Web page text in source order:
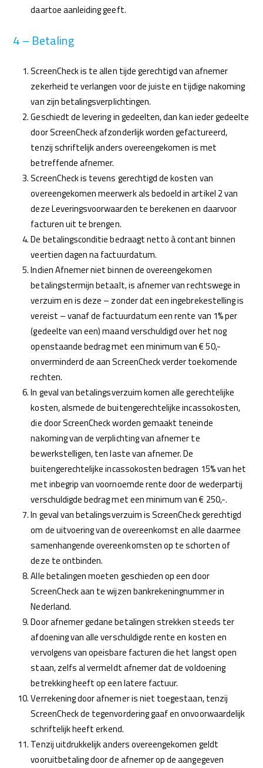
daartoe aanleiding geeft.
4 – Betaling
ScreenCheck is te allen tijde gerechtigd van afnemer
zekerheid te verlangen voor de juiste en tijdige nakoming
van zijn betalingsverplichtingen.
Geschiedt de levering in gedeelten, dan kan ieder gedeelte
door ScreenCheck afzonderlijk worden gefactureerd,
tenzij schriftelijk anders overeengekomen is met
betreffende afnemer.
ScreenCheck is tevens gerechtigd de kosten van
overeengekomen meerwerk als bedoeld in artikel 2 van
deze Leveringsvoorwaarden te berekenen en daarvoor
facturen uit te brengen.
De betalingsconditie bedraagt netto à contant binnen
veertien dagen na factuurdatum.
Indien Afnemer niet binnen de overeengekomen
betalingstermijn betaalt, is afnemer van rechtswege in
verzuim en is deze – zonder dat een ingebrekestelling is
vereist – vanaf de factuurdatum een rente van 1% per
(gedeelte van een) maand verschuldigd over het nog
openstaande bedrag met een minimum van € 50,-
onverminderd de aan ScreenCheck verder toekomende
rechten.
In geval van betalingsverzuim komen alle gerechtelijke
kosten, alsmede de buitengerechtelijke incassokosten,
die door ScreenCheck worden gemaakt teneinde
nakoming van de verplichting van afnemer te
bewerkstelligen, ten laste van afnemer. De
buitengerechtelijke incassokosten bedragen 15% van het
met inbegrip van voornoemde rente door de wederpartij
verschuldigde bedrag met een minimum van € 250,-.
In geval van betalingsverzuim is ScreenCheck gerechtigd
om de uitvoering van de overeenkomst en alle daarmee
samenhangende overeenkomsten op te schorten of
deze te ontbinden.
Alle betalingen moeten geschieden op een door
ScreenCheck aan te wijzen bankrekeningnummer in
Nederland.
Door afnemer gedane betalingen strekken steeds ter
afdoening van alle verschuldigde rente en kosten en
vervolgens van opeisbare facturen die het langst open
staan, zelfs al vermeldt afnemer dat de voldoening
betrekking heeft op een latere factuur.
Verrekening door afnemer is niet toegestaan, tenzij
ScreenCheck de tegenvordering gaaf en onvoorwaardelijk
schriftelijk heeft erkend.
Tenzij uitdrukkelijk anders overeengekomen geldt
vooruitbetaling door de afnemer op de aangegeven